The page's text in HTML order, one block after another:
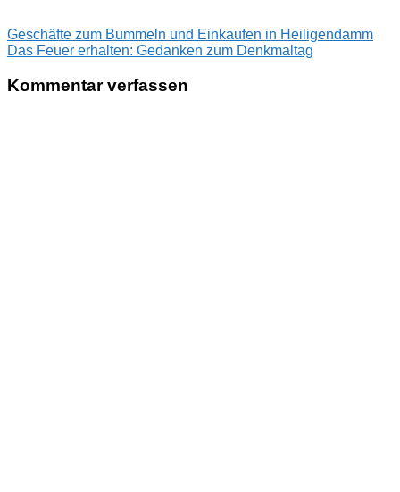
Beitragsnavigation
Vorheriger
Beitrag:
Geschäfte zum Bummeln und Einkaufen in Heiligendamm
Nächster
Das Feuer erhalten: Gedanken zum Denkmaltag
Kommentar verfassen